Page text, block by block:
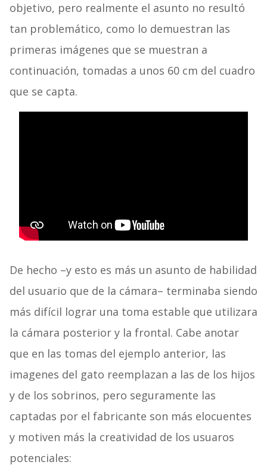
objetivo, pero realmente el asunto no resultó
tan problemático, como lo demuestran las
primeras imágenes que se muestran a
continuación, tomadas a unos 60 cm del cuadro
que se capta.
De hecho –y esto es más un asunto de habilidad
del usuario que de la cámara– terminaba siendo
más difícil lograr una toma estable que utilizara
la cámara posterior y la frontal. Cabe anotar
que en las tomas del ejemplo anterior, las
imagenes del gato reemplazan a las de los hijos
y de los sobrinos, pero seguramente las
captadas por el fabricante son más elocuentes
y motiven más la creatividad de los usuaros
potenciales: